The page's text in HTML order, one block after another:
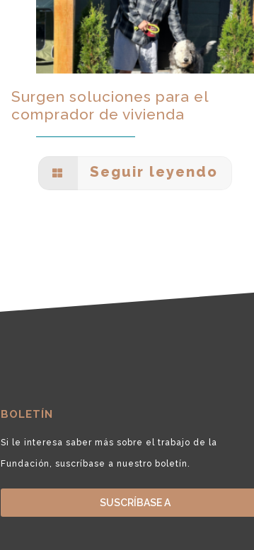
Surgen soluciones para el
comprador de vivienda
Seguir leyendo
BOLETÍN
Si le interesa saber más sobre el trabajo de la
Fundación, suscríbase a nuestro boletín.
SUSCRÍBASE A